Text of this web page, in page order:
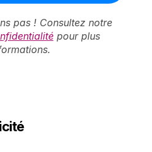
pas ! Consultez notre
pour plus